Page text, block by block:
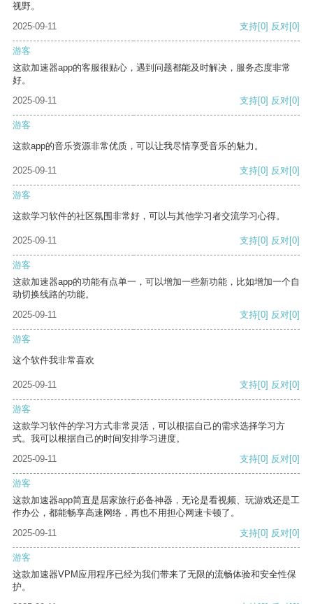
视野。
2025-09-11
支持[0] 反对[0]
游客
这款加速器app的客服很贴心，遇到问题都能及时解决，服务态度非常
好。
2025-09-11
支持[0] 反对[0]
游客
这款app的音乐资源非常优质，可以让我尽情享受音乐的魅力。
2025-09-11 支持[0] 反对[0]
游客
这款学习软件的社区氛围非常好，可以与其他学习者交流学习心得。
2025-09-11 支持[0] 反对[0]
游客
这款加速器app的功能有点单一，可以增加一些新功能，比如增加一个自
动切换线路的功能。
2025-09-11
支持[0] 反对[0]
游客
这个软件我非常喜欢
2025-09-11 支持[0] 反对[0]
游客
这款学习软件的学习方式非常灵活，可以根据自己的需求选择学习方
式。我可以根据自己的时间安排学习进度。
2025-09-11
支持[0] 反对[0]
游客
这款加速器app简直是居家旅行必备神器，无论是看视频、玩游戏还是工
作办公，都能畅享高速网络，再也不用担心网速卡顿了。
2025-09-11
支持[0] 反对[0]
游客
这款加速器VPM应用程序已经为我们带来了无限的流畅体验和安全性保
护。